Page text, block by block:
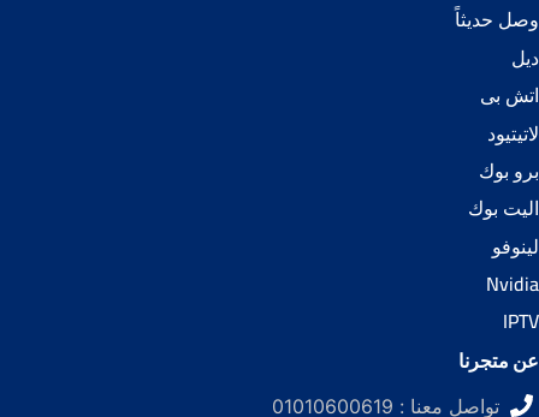
وصل حديثاً
ديل
اتش بى
لاتيتيود
برو بوك
اليت بوك
لينوفو
Nvidia
IPTV
عن متجرنا
تواصل معنا : 01010600619